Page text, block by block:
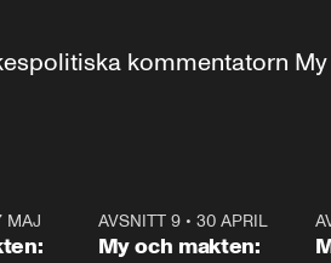
kommentatorn
MAJ AVSNITT 9• 30 APRIL
My och makten: